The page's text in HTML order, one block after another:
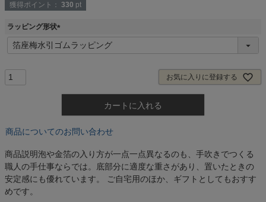
獲得ポイント： 330 pt
ラッピング形状
(
必
お気に入りに登録する
カートに入れる
商品についてのお問い合わせ
商品説明泡や金箔の入り方が一点一点異なるのも、手吹きでつくる
職人の手仕事ならでは。底部分に適度な重さがあり、置いたときの
安定感にも優れています。 ご自宅用のほか、ギフトとしてもおすす
めです。